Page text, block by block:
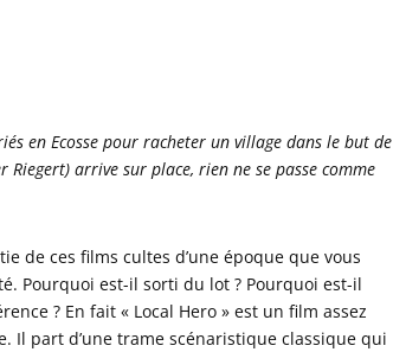
en Ecosse pour racheter un village dans le but de
arrive sur place, rien ne se passe comme
de ces films cultes d’une époque que vous
Pourquoi est-il sorti du lot ? Pourquoi est-il
? En fait « Local Hero » est un film assez
Il part d’une trame scénaristique classique qui